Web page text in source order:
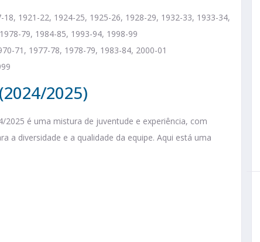
1921-22, 1924-25, 1925-26, 1928-29, 1932-33, 1933-34,
79, 1984-85, 1993-94, 1998-99​
71, 1977-78, 1978-79, 1983-84, 2000-01​
2025)
é uma mistura de juventude e experiência, com
a diversidade e a qualidade da equipe. Aqui está uma